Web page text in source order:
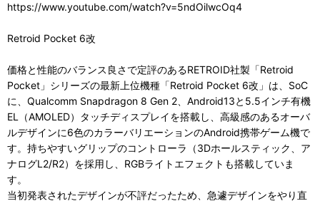
https://www.youtube.com/watch?v=5ndOilwcOq4
Retroid Pocket 6改
価格と性能のバランス良さで定評のあるRETROID社製「Retroid
Pocket」シリーズの最新上位機種「Retroid Pocket 6改」は、SoC
に、Qualcomm Snapdragon 8 Gen 2、Android13と5.5インチ有機
EL（AMOLED）タッチディスプレイを搭載し、高級感のあるオーバ
ルデザインに6色のカラーバリエーションのAndroid携帯ゲーム機で
す。持ちやすいグリップのコントローラ（3Dホールスティック、ア
ナログL2/R2）を採用し、RGBライトエフェクトも搭載していま
す。
当初発表されたデザインが不評だったため、急遽デザインをやり直